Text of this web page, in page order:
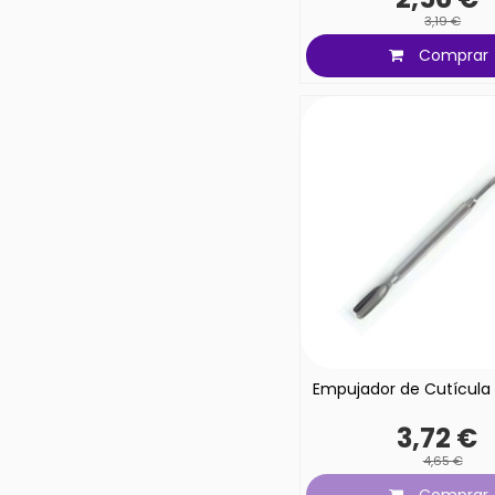
3,19 €
Comprar
Empujador de Cutícula
3,72 €
4,65 €